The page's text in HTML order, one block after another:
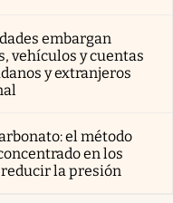
embargan
vehículos y cuentas
y extranjeros
el método
en los
la presión